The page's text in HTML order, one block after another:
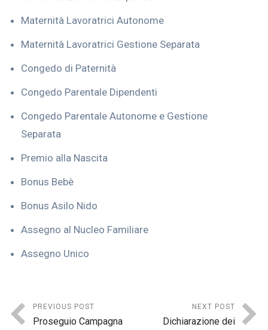
Maternità Lavoratrici Autonome
Maternità Lavoratrici Gestione Separata
Congedo di Paternità
Congedo Parentale Dipendenti
Congedo Parentale Autonome e Gestione
Separata
Premio alla Nascita
Bonus Bebè
Bonus Asilo Nido
Assegno al Nucleo Familiare
Assegno Unico
PREVIOUS POST
Proseguio Campagna
NEXT POST
Dichiarazione dei